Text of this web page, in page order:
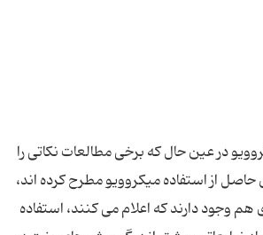
در عین حال که برخی مطالعات نکاتی را
حاصل از استفاده میکروویو مطرح کرده اند،
وجود دارند که اعلام می کنند، استفاده